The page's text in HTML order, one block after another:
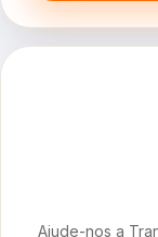
Ajude-nos a